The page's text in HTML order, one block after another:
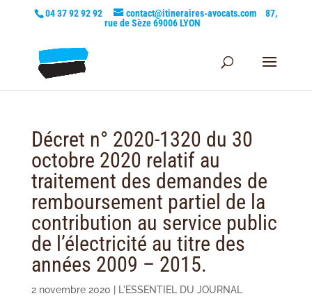
04 37 92 92 92 contact@itineraires-avocats.com
87,
rue de Sèze 69006 LYON
Décret n° 2020-1320 du 30
octobre 2020 relatif au
traitement des demandes de
remboursement partiel de la
contribution au service public
de l’électricité au titre des
années 2009 – 2015.
2 novembre 2020
L'ESSENTIEL DU JOURNAL